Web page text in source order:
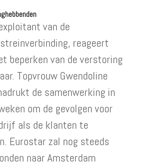
van de
reageert
beperken van de verstoring
Topvrouw Gwendoline
de samenwerking in
om de gevolgen voor
als de klanten te
Eurostar zal nog steeds
naar Amsterdam